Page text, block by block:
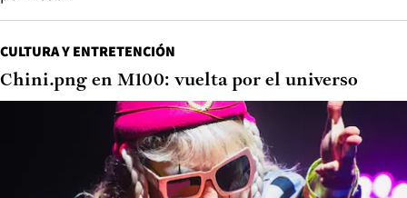
CULTURA Y ENTRETENCIÓN
Chini.png en M100: vuelta por el universo